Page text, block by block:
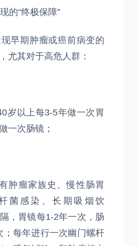
的“终极保障”
早期肿瘤或癌前病变的
尤其对于高危人群：
岁以上每3-5年做一次胃
一次肠镜；
肿瘤家族史、慢性肠胃
菌感染、长期吸烟饮
，胃镜每1-2年一次，肠
；每年进行一次幽门螺杆